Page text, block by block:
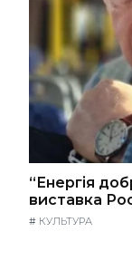
“Енергія
виставка
# КУЛЬТУРА